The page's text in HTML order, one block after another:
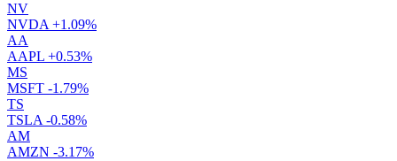
NV
NVDA +1.09%
AA
AAPL +0.53%
MS
MSFT -1.79%
TS
TSLA -0.58%
AM
AMZN -3.17%